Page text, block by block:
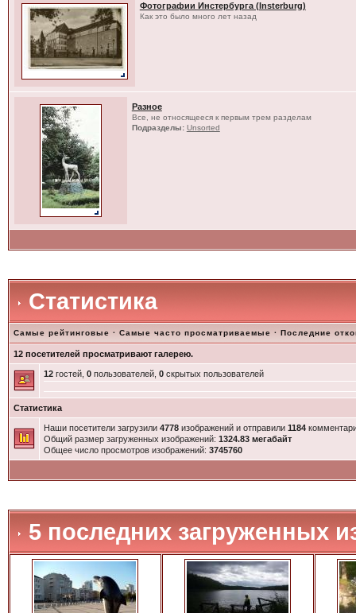
Фотографии Инстербурга (Insterburg)
Как это было много лет назад
Разное
Все, не относящееся к первым трем разделам
Подразделы: Unsorted
Статистика
Самые рейтинговые · Самые часто просматриваемые · Последние
12 посетителей просматривают галерею.
12гостей, 0пользователей, 0скрытых пользователей
Статистика
Наши посетители загрузили 4778изображений и отправили 1184
Общий размер загруженных изображений: 1324.83 мегабайт
Общее число просмотров изображений: 3745760
5 последних загруженных